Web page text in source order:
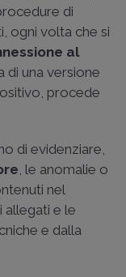
di
ogni volta che si
al
di una versione
procede
di evidenziare,
, le anomalie o
nel
allegati e le
e dalla